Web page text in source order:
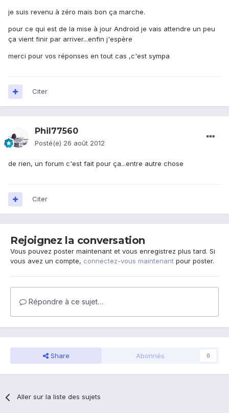
je suis revenu à zéro mais bon ça marche.
pour ce qui est de la mise à jour Android je vais attendre un peu
ça vient finir par arriver...enfin j'espère
merci pour vos réponses en tout cas ,c'est sympa
Citer
Phil77560
Posté(e) 26 août 2012
de rien, un forum c'est fait pour ça...entre autre chose
Citer
Rejoignez la conversation
Vous pouvez poster maintenant et vous enregistrez plus tard. Si
vous avez un compte, connectez-vous maintenant pour poster.
Répondre à ce sujet…
Share Abonnés 0
Aller sur la liste des sujets